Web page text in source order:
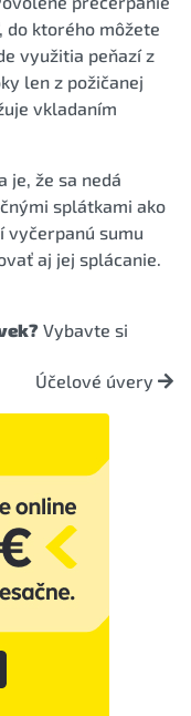
do ktorého môžete
využitia peňazí z
len z požičanej
vkladaním
je, že sa nedá
splátkami ako
vyčerpanú sumu
aj jej splácanie.
Vybavte si
Účelové úvery